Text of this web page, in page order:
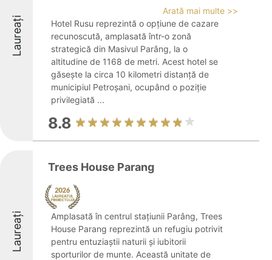
Laureați
Arată mai multe >>
Hotel Rusu reprezintă o opțiune de cazare
recunoscută, amplasată într-o zonă
strategică din Masivul Parâng, la o
altitudine de 1168 de metri. Acest hotel se
găsește la circa 10 kilometri distanță de
municipiul Petroșani, ocupând o poziție
privilegiată ...
8.8
Laureați
Trees House Parang
Amplasată în centrul stațiunii Parâng, Trees
House Parang reprezintă un refugiu potrivit
pentru entuziaștii naturii și iubitorii
sporturilor de munte. Această unitate de